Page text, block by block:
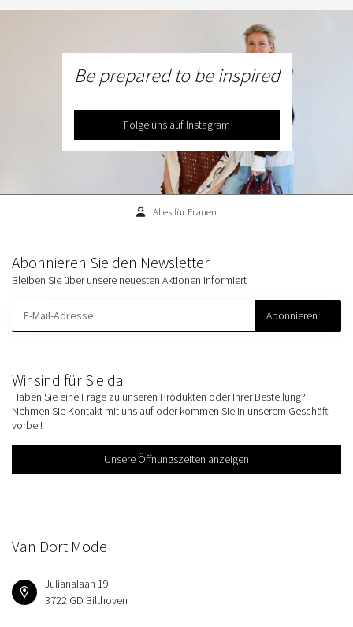
Be prepared to be inspired
Folge uns auf Instagram
Alles für Frauen
Wir sind für Sie da
Haben Sie eine Frage zu unseren Produkten oder Ihrer Bestellung?
Nehmen Sie Kontakt mit uns auf oder kommen Sie in unserem Geschäft
vorbei!
Unsere Öffnungszeiten anzeigen
Abonnieren Sie den Newsletter
Bleiben Sie über unsere neuesten Aktionen informiert
Abonnieren
Van Dort Mode
Julianalaan 19
3722 GD Bilthoven